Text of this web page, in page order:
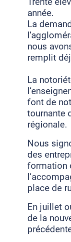
année.
La
nous
remplit
La
font de
tournante
régionale.
Nous
des
formation
place de
En juillet
de la